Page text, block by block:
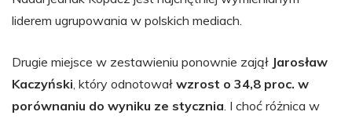
liderem ugrupowania w polskich mediach.
Drugie miejsce w zestawieniu ponownie zajął Jarosław
Kaczyński, który odnotował wzrost o 34,8 proc. w
porównaniu do wyniku ze stycznia. I choć różnica w